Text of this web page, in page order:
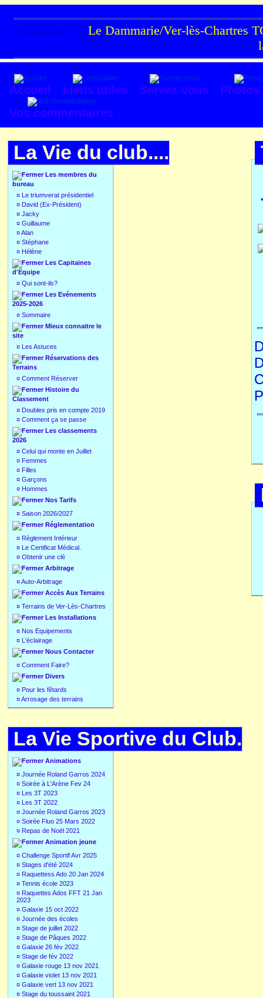
Texte à méditer :
Le Dammarie/Ver-lès-Chartres
Accueil Liens utiles Servez-vous
Photos
Vos commentaires
La Vie du club....
Les membres du
bureau
¤ Le triumverat présidentiel
¤ David (Ex-Président)
¤ Jacky
¤ Guillaume
¤Alan
¤ Stéphane
¤ Hélène
Les Capitaines
d'Equipe
¤ Qui sont-ils?
Les Evénements
2025-2026
¤ Sommaire
Mieux connaitre le
site
¤ Les Astuces
Réservations des
Terrains
¤ Comment Réserver
Histoire du
Classement
¤ Doubles pris en compte 2019
¤ Comment ça se passe
Les classements
2026
¤ Celui qui monte en Juillet
¤ Femmes
¤ Filles
¤ Garçons
¤ Hommes
Nos Tarifs
¤ Saison 2026/2027
Réglementation
¤ Règlement Intérieur
¤ Le Certificat Médical.
¤ Obtenir une clé
Arbitrage
¤Auto-Arbitrage
Accès Aux Terrains
¤ Terrains de Ver-Lès-Chartres
Les Installations
¤ Nos Equipements
¤ L'éclairage
Nous Contacter
¤ Comment Faire?
Divers
¤ Pour les fêtards
¤Arrosage des terrains
La Vie Sportive du Club.
Animations
¤ Journée Roland Garros 2024
¤ Soirée à L'Arène Fev 24
¤ Les 3T 2023
¤ Les 3T 2022
¤ Journée Roland Garros 2023
¤ Soirée Fluo 25 Mars 2022
¤ Repas de Noël 2021
Animation jeune
¤ Challenge Sportif Avr 2025
¤ Stages d'été 2024
¤ Raquettess Ado 20 Jan 2024
¤ Tennis école 2023
¤ Raquettes Ados FFT 21 Jan
2023
¤ Galaxie 15 oct 2022
¤ Journée des écoles
¤ Stage de juillet 2022
¤ Stage de Pâques 2022
¤ Galaxie 26 fév 2022
¤ Stage de fév 2022
¤ Galaxie rouge 13 nov 2021
¤ Galaxie violet 13 nov 2021
¤ Galaxie vert 13 nov 2021
¤ Stage du toussaint 2021